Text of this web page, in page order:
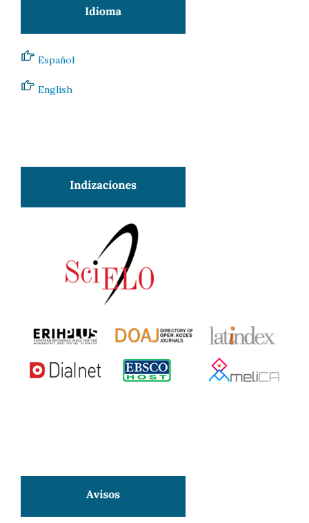
Español
English